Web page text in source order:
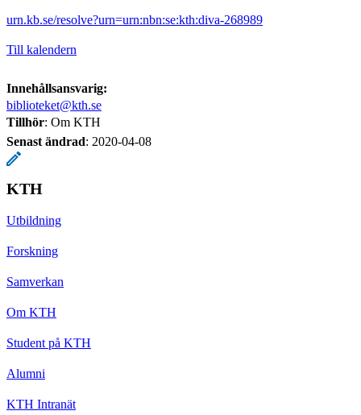
urn.kb.se/resolve?urn=urn:nbn:se:kth:diva-268989
Till kalendern
Innehållsansvarig:
biblioteket@kth.se
Tillhör: Om KTH
Senast ändrad: 2020-04-08
KTH
Utbildning
Forskning
Samverkan
Om KTH
Student på KTH
Alumni
KTH Intranät